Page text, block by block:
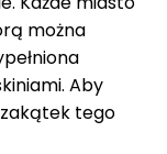
można
Aby
zakątek tego